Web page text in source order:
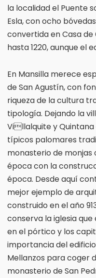
la localidad el Puente
Esla, con ocho
convertida en Casa de
hasta 1220, aunque el
En Mansilla merece
de San Agustín, con
riqueza de la cultura
tipología. Dejando la
Villalquite y Quintana
típicos palomares
monasterio de monjas
época con la
época. Desde aquí
mejor ejemplo de
construido en el año
conserva la iglesia
en el pórtico y los
importancia del
Mellanzos para coger
monasterio de San